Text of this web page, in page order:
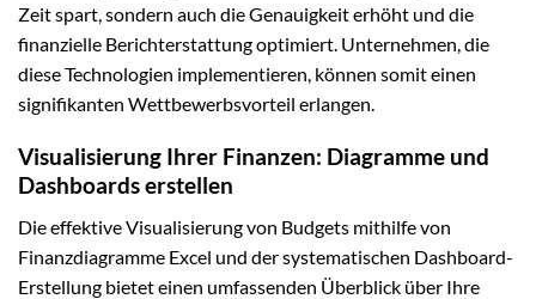
Zeit spart, sondern auch die Genauigkeit erhöht und die
finanzielle Berichterstattung optimiert. Unternehmen, die
diese Technologien implementieren, können somit einen
signifikanten Wettbewerbsvorteil erlangen.
Visualisierung Ihrer Finanzen: Diagramme und
Dashboards erstellen
Die effektive Visualisierung von Budgets mithilfe von
Finanzdiagramme Excel und der systematischen Dashboard-
Erstellung bietet einen umfassenden Überblick über Ihre